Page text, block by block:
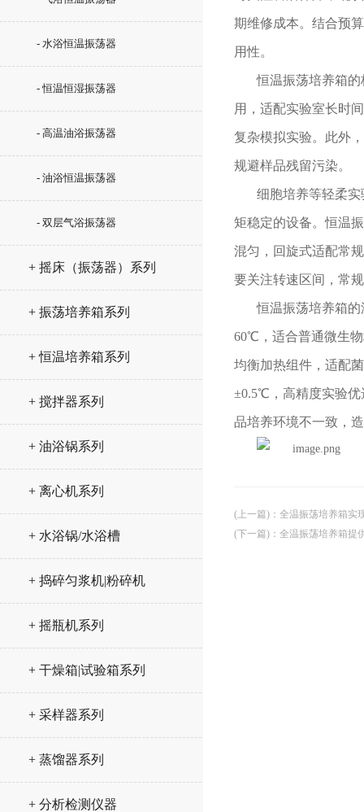
- 水浴恒温振荡器
- 恒温恒湿振荡器
- 高温油浴振荡器
- 油浴恒温振荡器
- 双层气浴振荡器
+ 摇床（振荡器）系列
+ 振荡培养箱系列
+ 恒温培养箱系列
+ 搅拌器系列
+ 油浴锅系列
+ 离心机系列
+ 水浴锅/水浴槽
+ 捣碎匀浆机|粉碎机
+ 摇瓶机系列
+ 干燥箱|试验箱系列
+ 采样器系列
+ 蒸馏器系列
+ 分析检测仪器
期维修成本。结合预
用性。
恒温振荡培养箱的
用，适配实验室长时
复杂模拟实验。此外
规避样品残留污染。
细胞培养等轻柔
矩稳定的设备。恒温
混匀，回旋式适配常
要关注转速区间，常
恒温振荡培养箱的
60℃，适合普通微生
均衡加热组件，适配
±0.5℃，高精度实验优
品培养环境不一致，
(上一篇) ： 全温振荡培养箱实
(下一篇) ： 全温振荡培养箱提